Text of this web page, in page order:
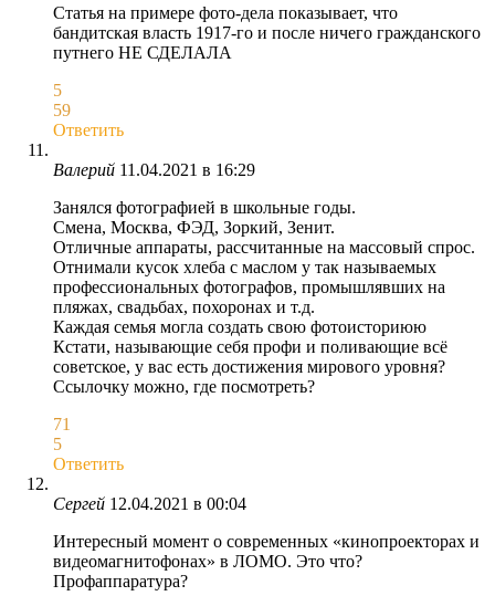
Статья на примере фото-дела показывает, что
бандитская власть 1917-го и после ничего гражданского
путнего НЕ СДЕЛАЛА
5
59
Ответить
Валерий 11.04.2021 в 16:29
Занялся фотографией в школьные годы.
Смена, Москва, ФЭД, Зоркий, Зенит.
Отличные аппараты, рассчитанные на массовый спрос.
Отнимали кусок хлеба с маслом у так называемых
профессиональных фотографов, промышлявших на
пляжах, свадьбах, похоронах и т.д.
Каждая семья могла создать свою фотоисториюю
Кстати, называющие себя профи и поливающие всё
советское, у вас есть достижения мирового уровня?
Ссылочку можно, где посмотреть?
71
5
Ответить
Сергей 12.04.2021 в 00:04
Интересный момент о современных «кинопроекторах и
видеомагнитофонах» в ЛОМО. Это что?
Профаппаратура?